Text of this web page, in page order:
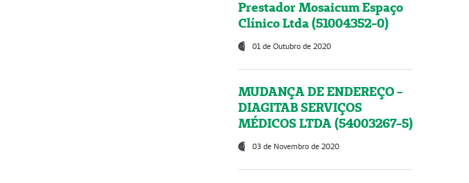
Prestador Mosaicum Espaço
Clínico Ltda (51004352-0)
01 de Outubro de 2020
MUDANÇA DE ENDEREÇO -
DIAGITAB SERVIÇOS
MÉDICOS LTDA (54003267-5)
03 de Novembro de 2020